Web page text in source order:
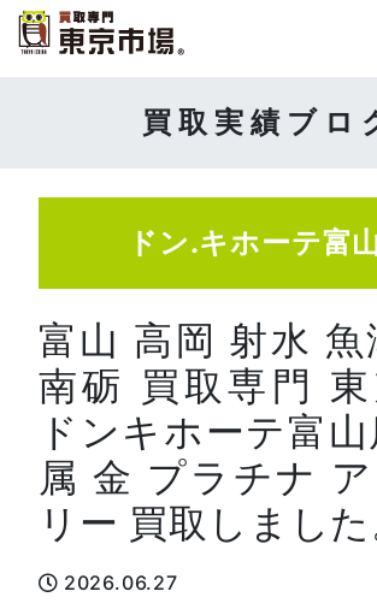
買取実績ブロ
ドン.キホーテ富
富山 高岡 射水 魚
南砺 買取専門
ドンキホーテ富
属 金 プラチナ
リー 買取しました
2026.06.27